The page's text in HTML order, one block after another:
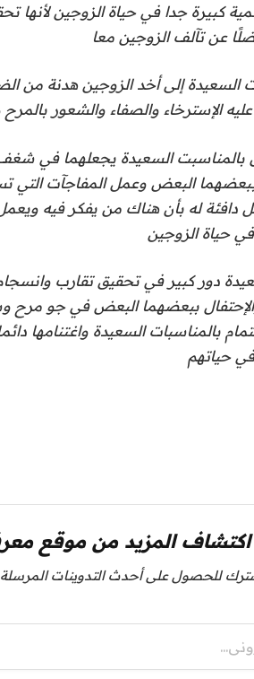
كبيرة جدا في حياة الزوجين
عن تآلف الزوجين معا
السعيدة إلى أخد الزوجين هدنة من
الإسترخاء والصفاء والشعور بالمرح
بالمناسبت السعيدة يجعلهما في
البعض وعمل المفاجآت التي
دافئة له بأن هناك من يفكر فيه
حياة الزوجين
دور كبير في تحقيق تقارب
ببعضهما البعض في جو مرح
بالمناسبات السعيدة واغتنامها
في حياتهم
اكتشاف المزيد من موقع
للحصول على أحدث التدوينات المرسلة